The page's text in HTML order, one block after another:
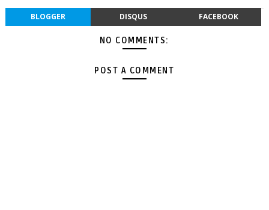
BLOGGER DISQUS FACEBOOK
NO COMMENTS:
POST A COMMENT